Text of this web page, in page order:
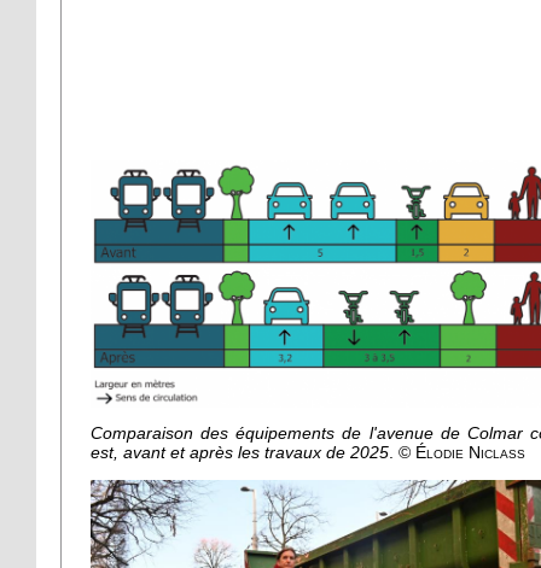
Comparaison des équipements de l'avenue de Colmar
est, avant et après les travaux de 2025 © Élodie Niclass